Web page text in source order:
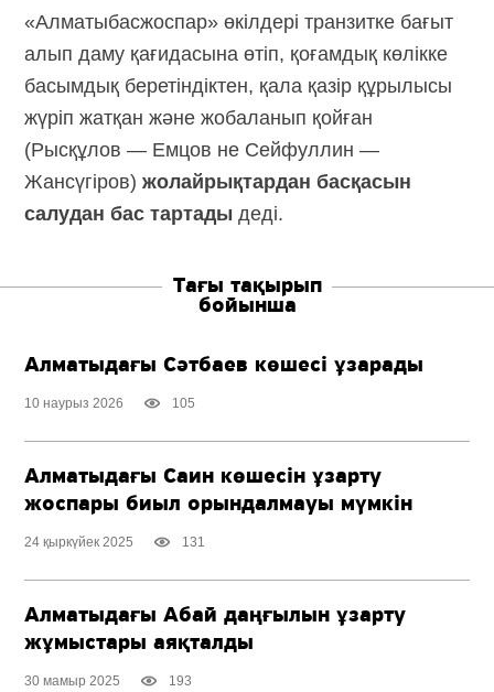
«Алматыбасжоспар» өкілдері транзитке бағыт
алып даму қағидасына өтіп, қоғамдық көлікке
басымдық беретіндіктен, қала қазір құрылысы
жүріп жатқан және жобаланып қойған
(Рысқұлов — Емцов не Сейфуллин —
Жансүгіров)жолайрықтардан басқасын
салудан бас тартады деді.
Тағы тақырып
бойынша
Алматыдағы Сәтбаев көшесі ұзарады
10 наурыз 2026 105
Алматыдағы Саин көшесін ұзарту
жоспары биыл орындалмауы мүмкін
24 қыркүйек 2025 131
Алматыдағы Абай даңғылын ұзарту
жұмыстары аяқталды
30 мамыр 2025 193